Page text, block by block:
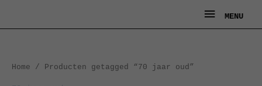
MENU
MENU
Home / Producten getagged “70 jaar oud”